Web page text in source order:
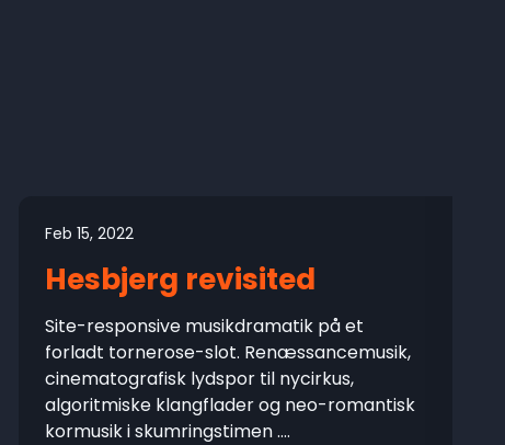
Feb 15, 2022
Hesbjerg revisited
Site-responsive musikdramatik på et
forladt tornerose-slot. Renæssancemusik,
cinematografisk lydspor til nycirkus,
algoritmiske klangflader og neo-romantisk
kormusik i skumringstimen ....